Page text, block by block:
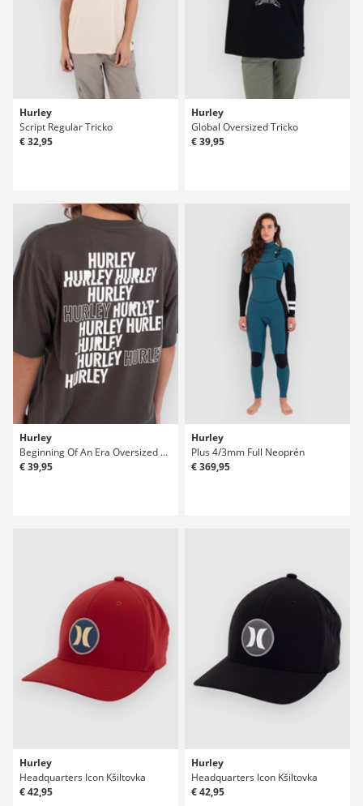
Hurley
Script Regular Tricko
€ 32,95
Hurley
Global Oversized Tricko
€ 39,95
Hurley
Beginning Of An Era Oversized Tricko
€ 39,95
Hurley
Plus 4/3mm Full Neoprén
€ 369,95
Hurley
Headquarters Icon Kšiltovka
€ 42,95
Hurley
Headquarters Icon Kšiltovka
€ 42,95